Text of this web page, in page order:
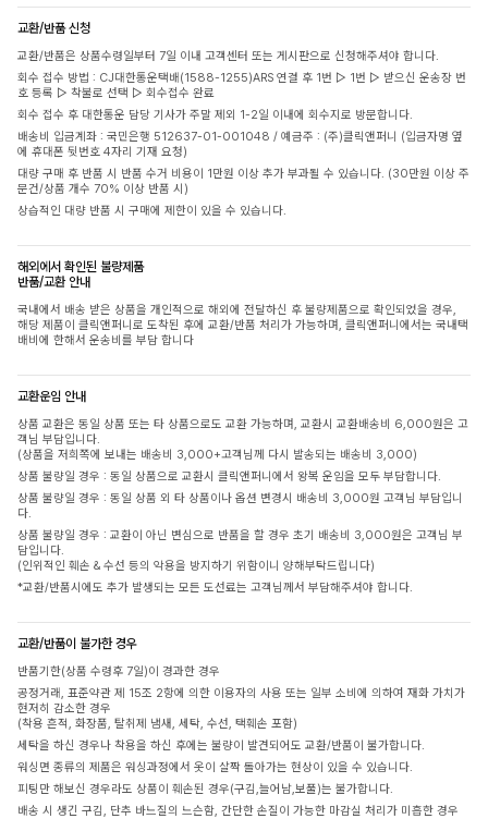
교환/반품 신청
교환/반품은 상품수령일부터 7일 이내 고객센터 또는 게시판으로 신청해주셔야 합니다.
회수 접수 방법 : CJ대한통운택배(1588-1255)ARS 연결 후 1번 ▷ 1번 ▷ 받으신 운송장 번
호 등록 ▷ 착불로 선택 ▷ 회수접수 완료
회수 접수 후 대한통운 담당 기사가 주말 제외 1-2일 이내에 회수지로 방문합니다.
배송비 입금계좌 : 국민은행 512637-01-001048 / 예금주 : (주)클릭앤퍼니 (입금자명 옆
에 휴대폰 뒷번호 4자리 기재 요청)
대량 구매 후 반품 시 반품 수거 비용이 1만원 이상 추가 부과될 수 있습니다. (30만원 이상 주
문건/상품 개수 70% 이상 반품 시)
상습적인 대량 반품 시 구매에 제한이 있을 수 있습니다.
해외에서 확인된 불량제품
반품/교환 안내
국내에서 배송 받은 상품을 개인적으로 해외에 전달하신 후 불량제품으로 확인되었을 경우,
해당 제품이 클릭앤퍼니로 도착된 후에 교환/반품 처리가 가능하며, 클릭앤퍼니에서는 국내택
배비에 한해서 운송비를 부담 합니다
교환운임 안내
상품 교환은 동일 상품 또는 타 상품으로도 교환 가능하며, 교환시 교환배송비 6,000원은 고
객님 부담입니다.
(상품을 저희쪽에 보내는 배송비 3,000+고객님께 다시 발송되는 배송비 3,000)
상품 불량일 경우 : 동일 상품으로 교환시 클릭앤퍼니에서 왕복 운임을 모두 부담합니다.
상품 불량일 경우 : 동일 상품 외 타 상품이나 옵션 변경시 배송비 3,000원 고객님 부담입니
다.
상품 불량일 경우 : 교환이 아닌 변심으로 반품을 할 경우 초기 배송비 3,000원은 고객님 부
담입니다.
(인위적인 훼손 & 수선 등의 악용을 방지하기 위함이니 양해부탁드립니다)
*교환/반품시에도 추가 발생되는 모든 도선료는 고객님께서 부담해주셔야 합니다.
교환/반품이 불가한 경우
반품기한(상품 수령후 7일)이 경과한 경우
공정거래, 표준약관 제 15조 2항에 의한 이용자의 사용 또는 일부 소비에 의하여 재화 가치가
현저히 감소한 경우
(착용 흔적, 화장품, 탈취제 냄새, 세탁, 수선, 택훼손 포함)
세탁을 하신 경우나 착용을 하신 후에는 불량이 발견되어도 교환/반품이 불가합니다.
워싱면 종류의 제품은 워싱과정에서 옷이 살짝 돌아가는 현상이 있을 수 있습니다.
피팅만 해보신 경우라도 상품이 훼손된 경우(구김,늘어남,보풀)는 불가합니다.
배송 시 생긴 구김, 단추 바느질의 느슨함, 간단한 손질이 가능한 마감실 처리가 미흡한 경우